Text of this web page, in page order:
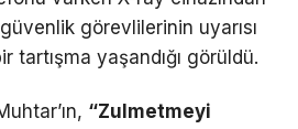
görevlilerinin uyarısı
tartışma yaşandığı görüldü.
“Zulmetmeyi